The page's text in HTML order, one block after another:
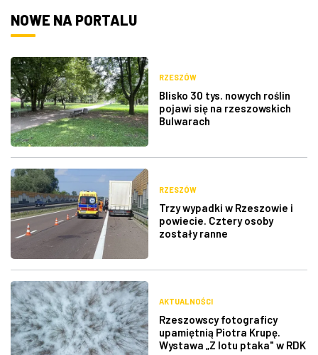
NOWE NA PORTALU
RZESZÓW
Blisko 30 tys. nowych roślin
pojawi się na rzeszowskich
Bulwarach
RZESZÓW
Trzy wypadki w Rzeszowie i
powiecie. Cztery osoby
zostały ranne
AKTUALNOŚCI
Rzeszowscy fotograficy
upamiętnią Piotra Krupę.
Wystawa „Z lotu ptaka" w RDK